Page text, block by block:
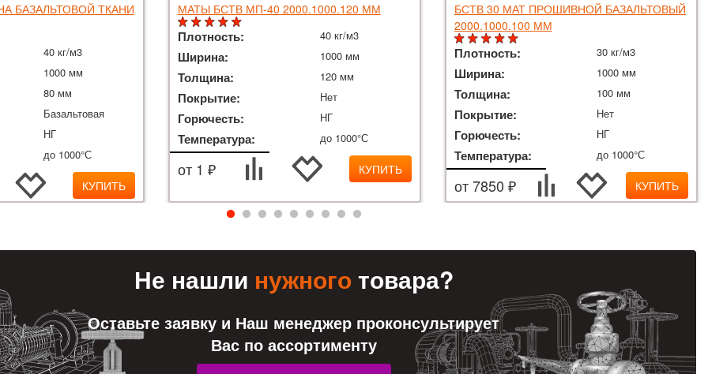
БАЗАЛЬТОВОЙ ТКАНИ
40 кг/м3
1000 мм
80 мм
Базальтовая
НГ
до 1000°С
КУПИТЬ
МАТЫ БСТВ МП-40 2000.1000.120 ММ
Плотность: 40 кг/м3
Ширина: 1000 мм
Толщина: 120 мм
Покрытие: Нет
Горючесть: НГ
Температура: до 1000°С
от 1 ₽ КУПИТЬ
БСТВ 30 МАТ ПРОШИВНОЙ БАЗАЛЬТОВЫЙ
2000.1000.100 ММ
Плотность: 30 кг/м3
Ширина: 1000 мм
Толщина: 100 мм
Покрытие: Нет
Горючесть: НГ
Температура: до 1000°С
от 7850 ₽ КУПИТЬ
Не нашли нужноготовара?
Оставьте заявку и Наш менеджер проконсультирует
Вас по ассортименту